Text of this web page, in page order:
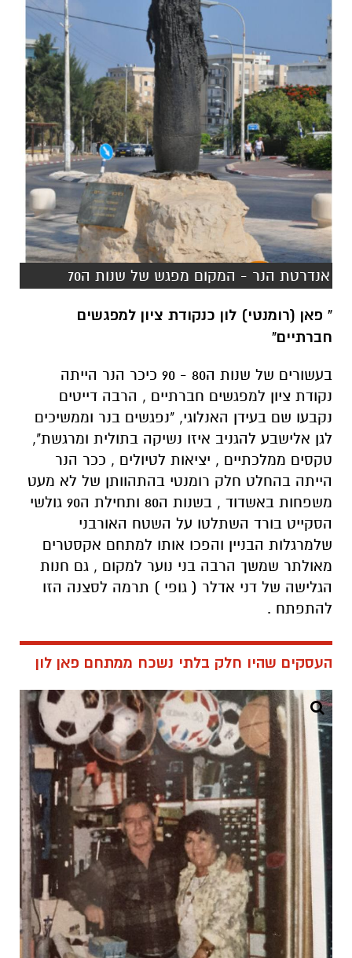
אנדרטת הנר - המקום מפגש של שנות ה70
" פאן (רומנטי) לון כנקודת ציון למפגשים
חברתיים"
בעשורים של שנות ה80 - 90 כיכר הנר הייתה
נקודת ציון למפגשים חברתיים , הרבה דייטים
נקבעו שם בעידן האנלוגי, "נפגשים בנר וממשיכים
לגן אלישבע להגניב איזו נשיקה בתולית ומרגשת",
טקסים ממלכתיים , יציאות לטיולים , ככר הנר
הייתה בהחלט חלק רומנטי בהתהוותן של לא מעט
משפחות באשדוד , בשנות ה80 ותחילת ה90 גולשי
הסקייט בורד השתלטו על השטח האורבני
שלמרגלות הבניין והפכו אותו למתחם אקסטרים
מאולתר שמשך הרבה בני נוער למקום , גם חנות
הגלישה של דני אדלר ( גופי ) תרמה לסצנה הזו
להתפתח .
העסקים שהיו חלק בלתי נשכח ממתחם פאן לון